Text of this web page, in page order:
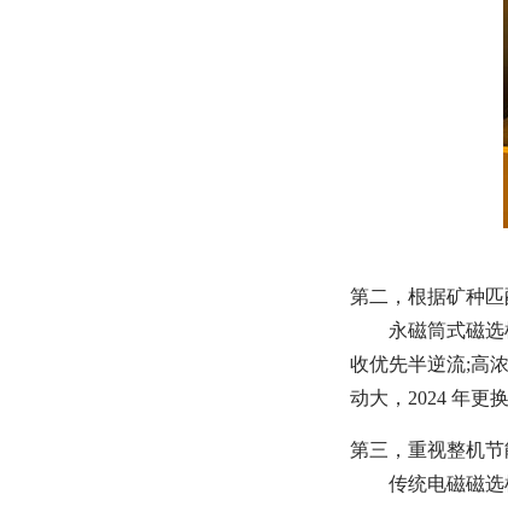
第二，根据矿种匹
永磁筒式磁
收优先半逆流;高
动大，2024 年更
第三，重视整机节
传统电磁磁